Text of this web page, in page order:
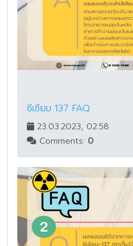
ซีเซียม 137 FAQ
23.03.2023, 02:58
Comments: 0